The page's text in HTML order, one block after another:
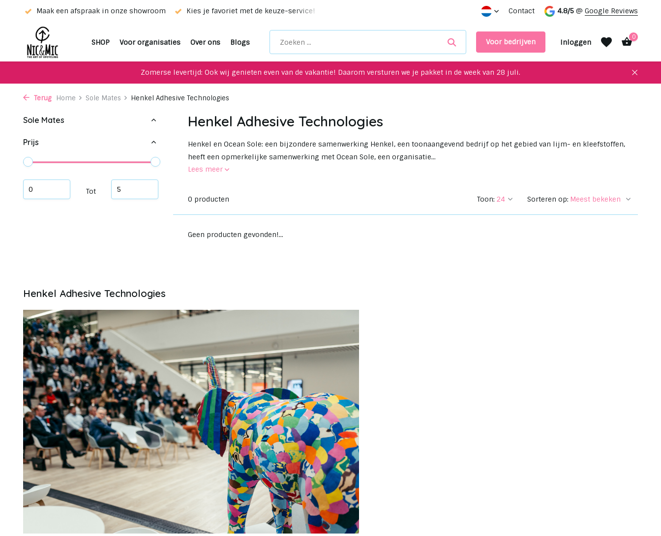
Maak een afspraak in onze showroom Kies je favoriet met de keuze-service! Maak een afspraak in onze showroom
Contact 4.8/5 @ Google Reviews
SHOP Voor organisaties Over ons Blogs Voor bedrijven Inloggen
0
Zomerse levertijd: Ook wij genieten even van de vakantie! Daarom versturen we je pakket in de week van 28 juli.
Terug Home Sole Mates Henkel Adhesive Technologies
Sole Mates
Prijs
Tot
Henkel Adhesive Technologies
Henkel en Ocean Sole: een bijzondere samenwerking Henkel, een toonaangevend bedrijf op het gebied van lijm- en kleefstoffen,
heeft een opmerkelijke samenwerking met Ocean Sole, een organisatie...
Lees meer
0 producten Toon: Sorteren op:
Geen producten gevonden!...
Henkel Adhesive Technologies